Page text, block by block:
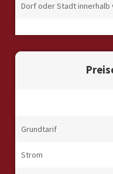
Dorf oder Stadt innerhalb
Grundtarif
Strom